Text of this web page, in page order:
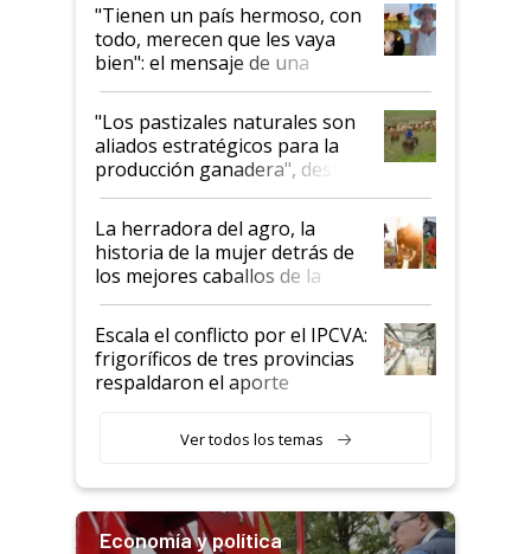
"Tienen un país hermoso, con
todo, merecen que les vaya
bien": el mensaje de una
ganadera uruguaya sobre las
oportunidades que se abren
para el agro en Argentina, con
foco en la carne
"Los pastizales naturales son
aliados estratégicos para la
producción ganadera", destaca
la iniciativa que ya reúne a 46
establecimientos en Argentina
La herradora del agro, la
historia de la mujer detrás de
los mejores caballos de la
Argentina y los mitos que
todavía hacen sufrir a estos
animales: "Mientras me
descalificaban, yo seguí
haciendo currículum"
Escala el conflicto por el IPCVA:
frigoríficos de tres provincias
respaldaron el aporte
Ver todos los temas
Economía y política